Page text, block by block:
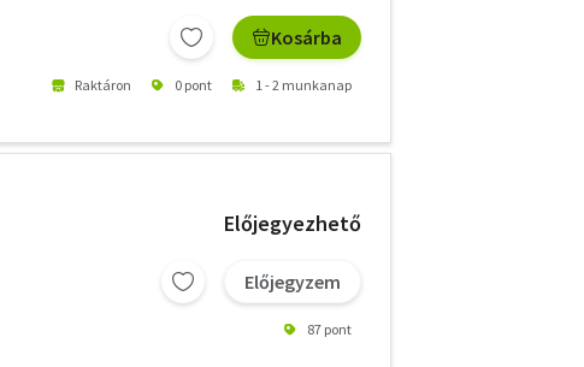
Kosárba
Raktáron 0 pont 1 - 2 munkanap
Előjegyezhető
Előjegyzem
87 pont